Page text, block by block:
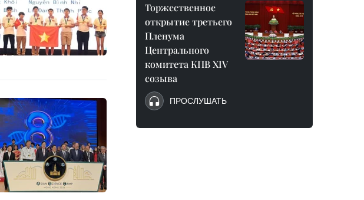
Торжественное
открытие третьего
Пленума
Центрального
комитета КПВ XIV
созыва
ПРОСЛУШАТЬ